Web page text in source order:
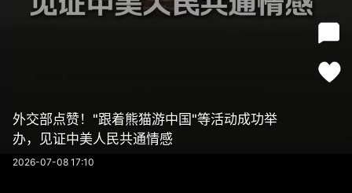
外交部点赞！"跟着熊猫游中国"等活动成功举
办，见证中美人民共通情感
2026-07-08 17:10